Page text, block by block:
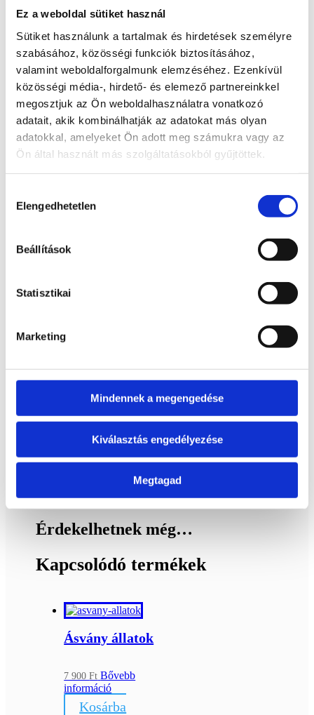
Ez a weboldal sütiket használ
Sütiket használunk a tartalmak és hirdetések személyre
szabásához, közösségi funkciók biztosításához,
valamint weboldalforgalmunk elemzéséhez. Ezenkívül
közösségi média-, hirdető- és elemező partnereinkkel
megosztjuk az Ön weboldalhasználatra vonatkozó
adatait, akik kombinálhatják az adatokat más olyan
adatokkal, amelyeket Ön adott meg számukra vagy az
Ön által használt más szolgáltatásokból gyűjtöttek.
kiválasztása
Elengedhetetlen
Beállítások
Statisztikai
Marketing
Mindennek a megengedése
Kiválasztás engedélyezése
Megtagad
koponya
57 900Ft Bővebb
információ
Kosárba
teszem
ásvány
36 900
Jáspis ásvány
koponya
információ
Kosárba
Érdekelhetnek még…
Kapcsolódó termékek
Ásvány állatok
7 900Ft Bővebb
információ
Kosárba